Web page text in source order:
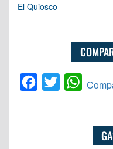
El Quiosco
Facebook
Twitter